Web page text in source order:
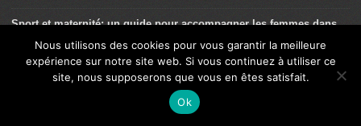
Sport et maternité: un guide pour accompagner les femmes dans
Cardio en salle pour l’équitation
Elliptique pour le triathlon: entre crawl et course
Nous utilisons des cookies pour vous garantir la meilleure
expérience sur notre site web. Si vous continuez à utiliser ce
site, nous supposerons que vous en êtes satisfait.
Ok